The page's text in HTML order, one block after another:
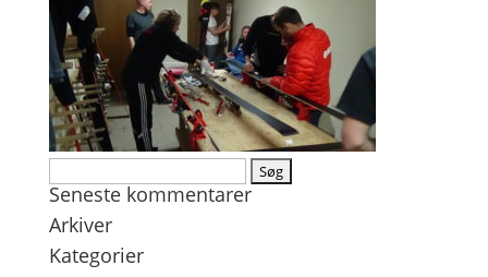
efter:
Seneste kommentarer
Arkiver
Kategorier